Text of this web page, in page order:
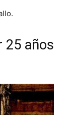
25 años